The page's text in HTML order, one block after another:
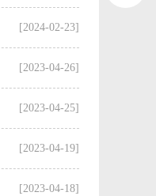
[2024-02-23]
[2023-04-26]
[2023-04-25]
[2023-04-19]
[2023-04-18]